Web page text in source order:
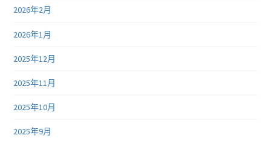
2026年2月
2026年1月
2025年12月
2025年11月
2025年10月
2025年9月